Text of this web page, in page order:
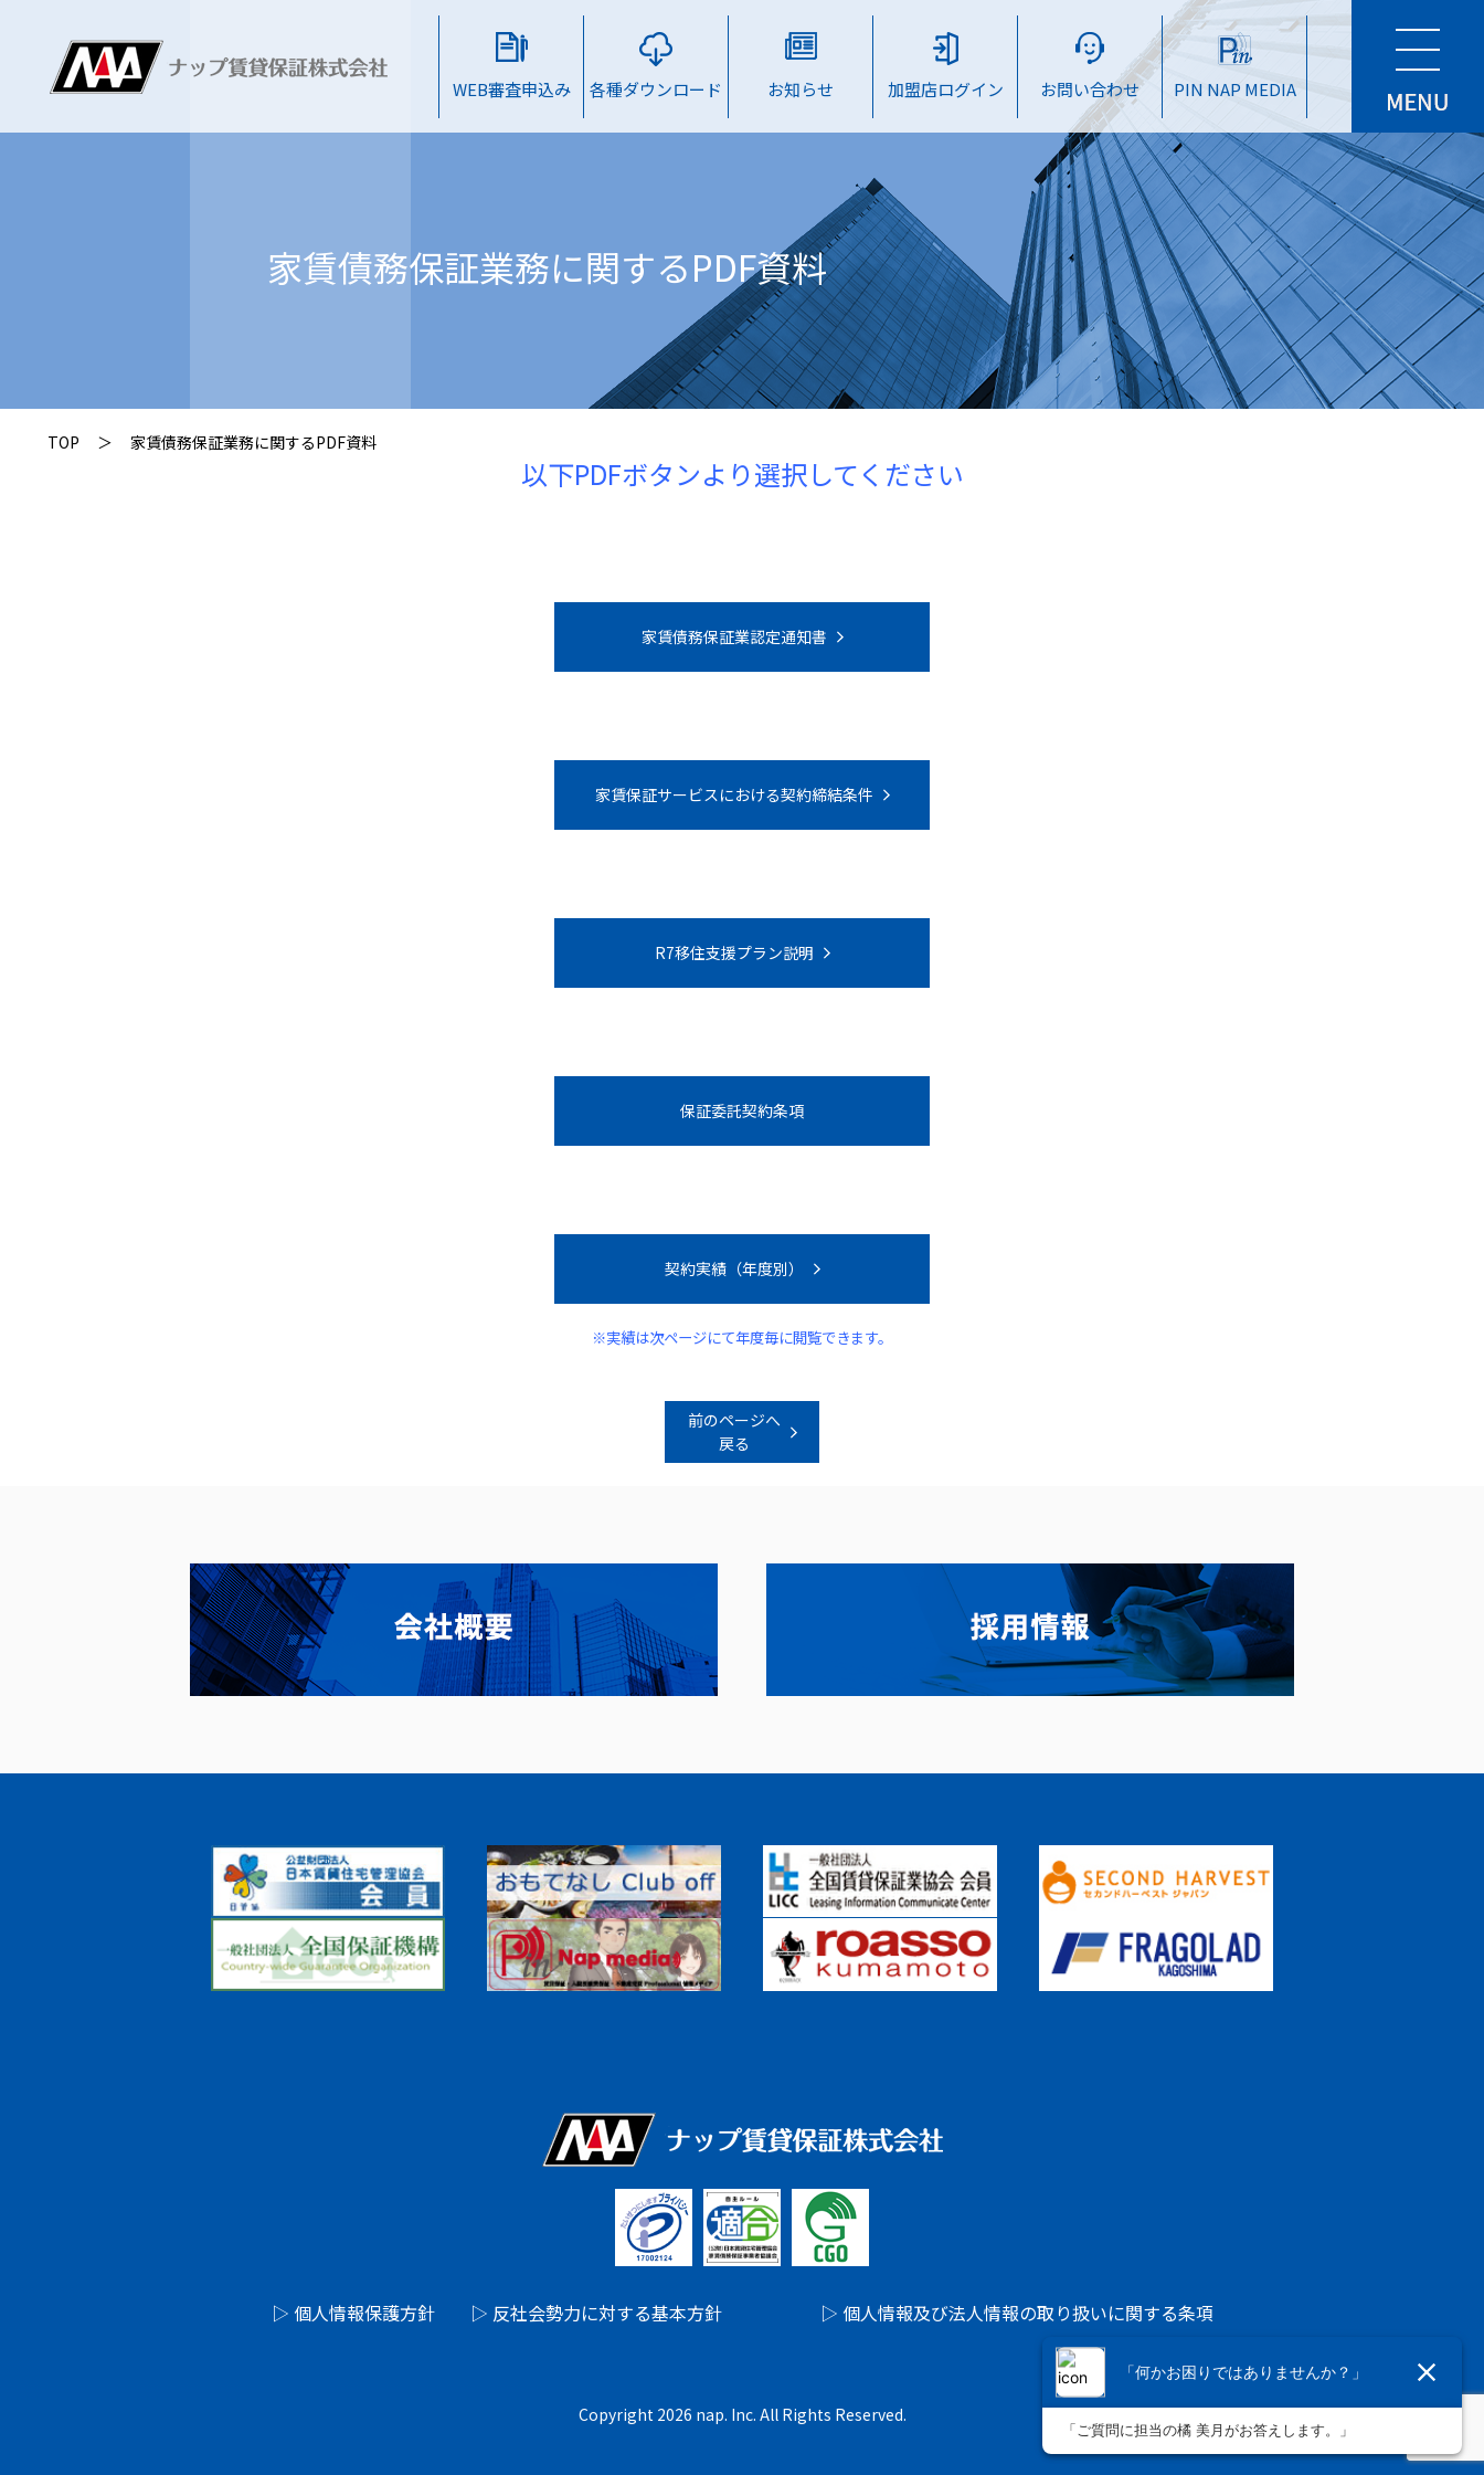
WEB審査申込み 各種ダウンロード お知らせ 加盟店ログイン お問い合わせ PIN NAP MEDIA
家賃債務保証業務に関するPDF資料
TOP ＞ 家賃債務保証業務に関するPDF資料
以下PDFボタンより選択してください
家賃債務保証業認定通知書
家賃保証サービスにおける契約締結条件
R7移住支援プラン説明
保証委託契約条項
契約実績（年度別）
※実績は次ページにて年度毎に閲覧できます。
前のページへ
戻る
▷ 個人情報保護方針 ▷ 反社会勢力に対する基本方針 ▷ 個人情報及び法人情報の取り扱いに関する条項
Copyright 2026 nap. Inc. All Rights Reserved.